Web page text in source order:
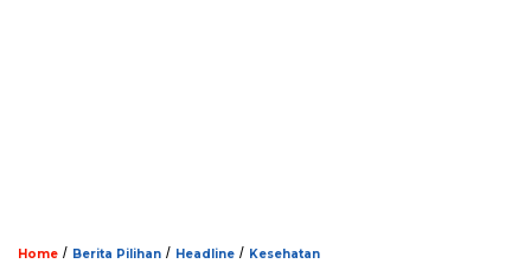
Home / Berita Pilihan / Headline / Kesehatan